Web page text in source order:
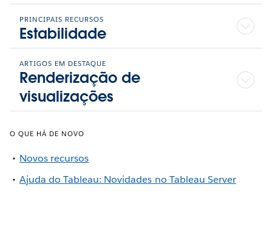
PRINCIPAIS RECURSOS
Estabilidade
ARTIGOS EM DESTAQUE
Renderização de
visualizações
O QUE HÁ DE NOVO
Novos recursos
Ajuda do Tableau: Novidades no Tableau Server